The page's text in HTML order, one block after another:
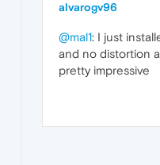
alvarogv96
@mal1: I just
and no distortion
pretty impressive